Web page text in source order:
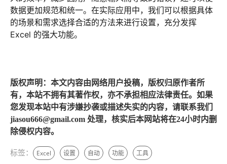
数据更加规范和统一。在实际应用中，我们可以根据具体
的场景和需求选择合适的方法来进行设置，充分发挥
Excel 的强大功能。
版权声明：本文内容由网络用户投稿，版权归原作者所
有，本站不拥有其著作权，亦不承担相应法律责任。如果
您发现本站中有涉嫌抄袭或描述失实的内容，请联系我们
jiasou666@gmail.com 处理，核实后本网站将在24小时内删
除侵权内容。
标签： Excel 设置 自动 功能 工具